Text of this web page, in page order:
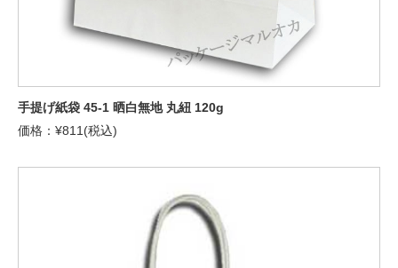
手提げ紙袋 45-1 晒白無地 丸紐 120g
価格：¥811(税込)